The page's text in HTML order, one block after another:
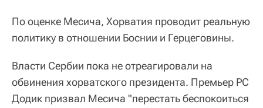
По оценке Месича, Хорватия проводит реальную
политику в отношении Боснии и Герцеговины.
Власти Сербии пока не отреагировали на
обвинения хорватского президента. Премьер РС
Додик призвал Месича "перестать беспокоиться